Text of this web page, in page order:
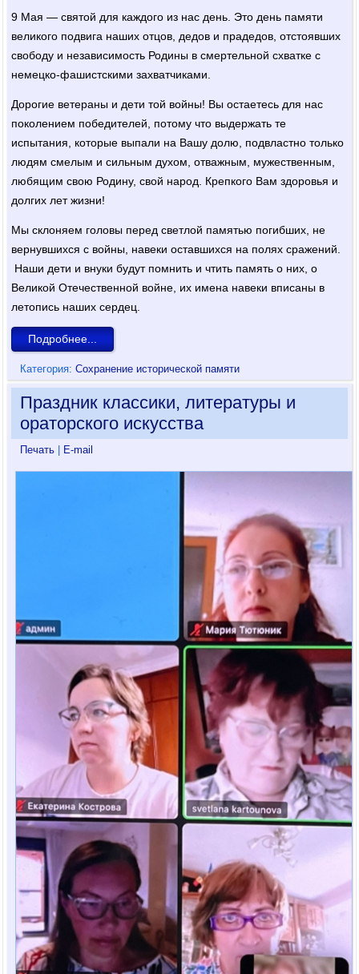
9 Мая — святой для каждого из нас день. Это день памяти
великого подвига наших отцов, дедов и прадедов, отстоявших
свободу и независимость Родины в смертельной схватке с
немецко-фашистскими захватчиками.
Дорогие ветераны и дети той войны! Вы остаетесь для нас
поколением победителей, потому что выдержать те
испытания, которые выпали на Вашу долю, подвластно только
людям смелым и сильным духом, отважным, мужественным,
любящим свою Родину, свой народ. Крепкого Вам здоровья и
долгих лет жизни!
Мы склоняем головы перед светлой памятью погибших, не
вернувшихся с войны, навеки оставшихся на полях сражений.
Наши дети и внуки будут помнить и чтить память о них, о
Великой Отечественной войне, их имена навеки вписаны в
летопись наших сердец.
Подробнее...
Категория:Сохранение исторической памяти
Праздник классики, литературы и
ораторского искусства
Печать E-mail